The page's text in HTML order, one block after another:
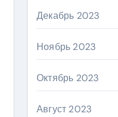
Декабрь 2023
Ноябрь 2023
Октябрь 2023
Август 2023